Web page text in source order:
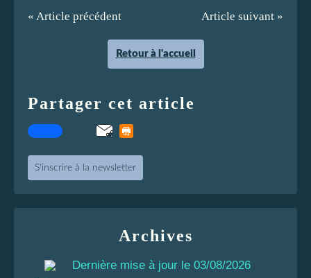
« Article précédent Article suivant »
Retour à l'accueil
Partager cet article
S'inscrire à la newsletter
Archives
Dernière mise à jour le 03/08/2026